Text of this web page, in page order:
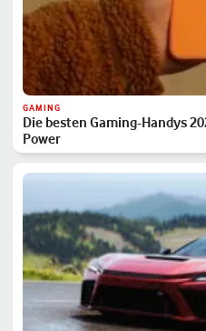
GAMING
Die besten Gaming-Handys
Power